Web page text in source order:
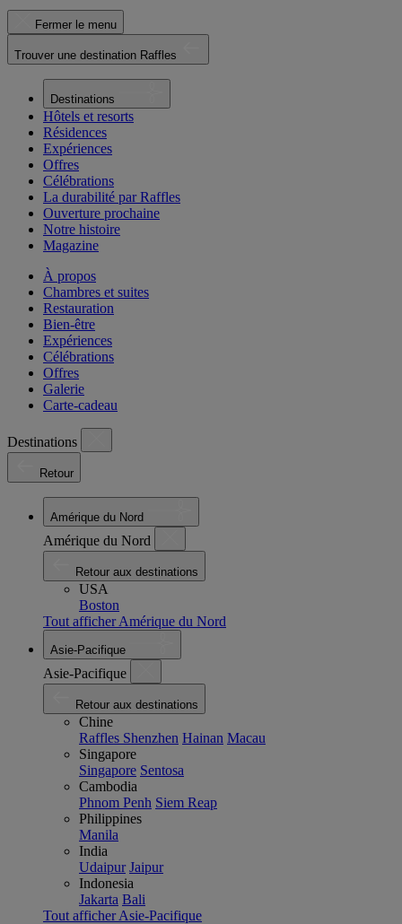
Fermer le menu
Trouver une destination Raffles
Destinations
Hôtels et resorts
Résidences
Expériences
Offres
Célébrations
La durabilité par Raffles
Ouverture prochaine
Notre histoire
Magazine
À propos
Chambres et suites
Restauration
Bien-être
Expériences
Célébrations
Offres
Galerie
Carte-cadeau
Destinations
Retour
Amérique du Nord
Amérique du Nord
Retour aux destinations
USA
Boston
Tout afficher Amérique du Nord
Asie-Pacifique
Asie-Pacifique
Retour aux destinations
Chine
Raffles Shenzhen Hainan Macau
Singapore
Singapore Sentosa
Cambodia
Phnom Penh Siem Reap
Philippines
Manila
India
Udaipur Jaipur
Indonesia
Jakarta Bali
Tout afficher Asie-Pacifique